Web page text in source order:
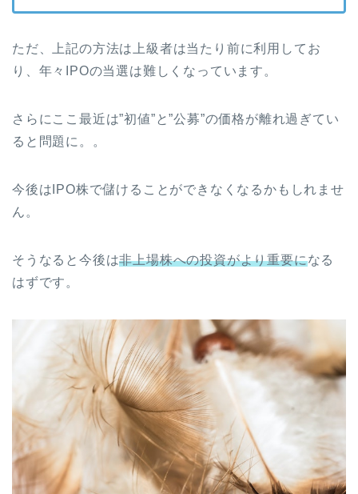
ただ、上記の方法は上級者は当たり前に利用してお
り、年々IPOの当選は難しくなっています。
さらにここ最近は”初値”と”公募”の価格が離れ過ぎてい
ると問題に。。
今後はIPO株で儲けることができなくなるかもしれませ
ん。
そうなると今後は非上場株への投資がより重要になる
はずです。